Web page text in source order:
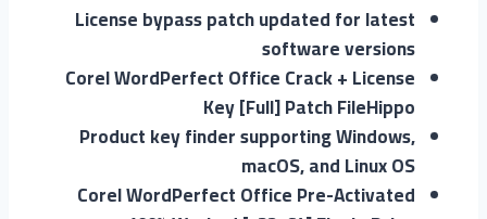
License bypass patch updated for latest
software versions
Corel WordPerfect Office Crack + License
Key [Full] Patch FileHippo
Product key finder supporting Windows,
macOS, and Linux OS
Corel WordPerfect Office Pre-Activated